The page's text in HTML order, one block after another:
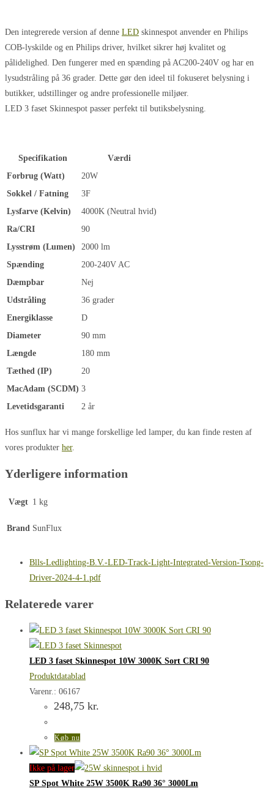
Den integrerede version af denne LED skinnespot anvender en Philips
COB-lyskilde og en Philips driver, hvilket sikrer høj kvalitet og
pålidelighed. Den fungerer med en spænding på AC200-240V og har en
lysudstråling på 36 grader. Dette gør den ideel til fokuseret belysning i
butikker, udstillinger og andre professionelle miljøer.
LED 3 faset Skinnespot passer perfekt til butiksbelysning.
Specifikation
Værdi
Forbrug (Watt)
20W
Sokkel / Fatning
3F
Lysfarve (Kelvin)
4000K (Neutral hvid)
Ra/CRI
90
Lysstrøm (Lumen)
2000 lm
Spænding
200-240V AC
Dæmpbar
Nej
Udstråling
36 grader
Energiklasse
D
Diameter
90 mm
Længde
180 mm
Tæthed (IP)
20
MacAdam (SCDM) 3
Levetidsgaranti
2 år
Hos sunflux har vi mange forskellige led lamper, du kan finde resten af
vores produkter her.
Yderligere information
Vægt 1 kg
Brand SunFlux
Blls-Ledlighting-B.V.-LED-Track-Light-Integrated-Version-Tsong-
Driver-2024-4-1.pdf
Relaterede varer
LED 3 faset Skinnespot 10W 3000K Sort CRI 90
Produktdatablad
Varenr.: 06167
248,75 kr.
Køb nu
Ikke på lager
SP Spot White 25W 3500K Ra90 36° 3000Lm